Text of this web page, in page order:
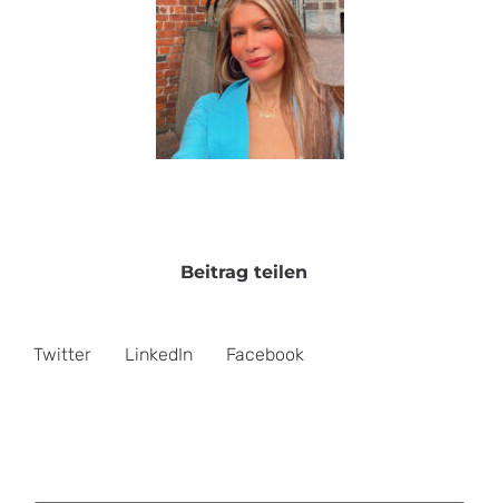
Beitrag teilen
Twitter LinkedIn Facebook